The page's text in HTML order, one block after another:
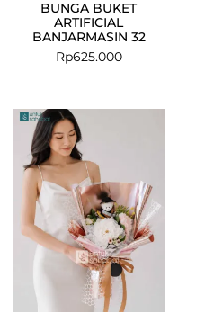
BUNGA BUKET
ARTIFICIAL
BANJARMASIN 32
Rp625.000